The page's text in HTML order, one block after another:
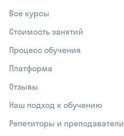
Все курсы
Стоимость занятий
Процесс обучения
Платформа
Отзывы
Наш подход к обучению
Репетиторы и преподаватели